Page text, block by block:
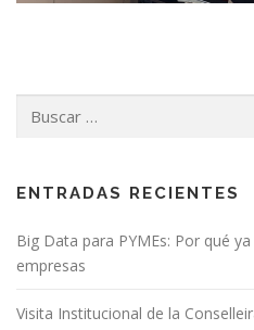
ENTRADAS RECIENTES
Big Data para PYMEs: Por qué
empresas
Visita Institucional de la